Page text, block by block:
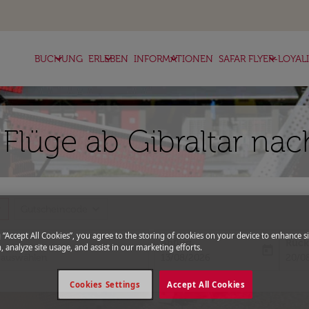
BUCHUNG
keyboard_arrow_down ERLEBEN
keyboard_arrow_down INFORMATIONEN
keyboard_arrow_down SAFAR FLYER-
keyboard_arrow_down
ab Gibraltar
Abflug
fc-
“Accept All Cookies”, you agree to the storing of cookies on your device to enhance
analyze site usage, and assist in our marketing efforts.
Accept All Cookies
Cookies Settings